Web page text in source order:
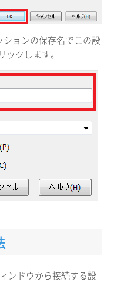
ションの保存名でこの設
クします。
ンドウから接続する設